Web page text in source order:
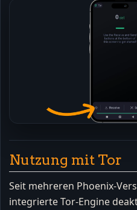
Nutzung mit Tor
Seit mehreren Phoenix-
integrierte Tor-Engine